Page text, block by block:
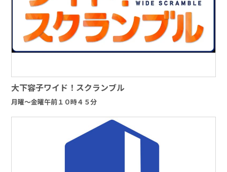
大下容子ワイド！スクランブル
月曜～金曜午前１０時４５分